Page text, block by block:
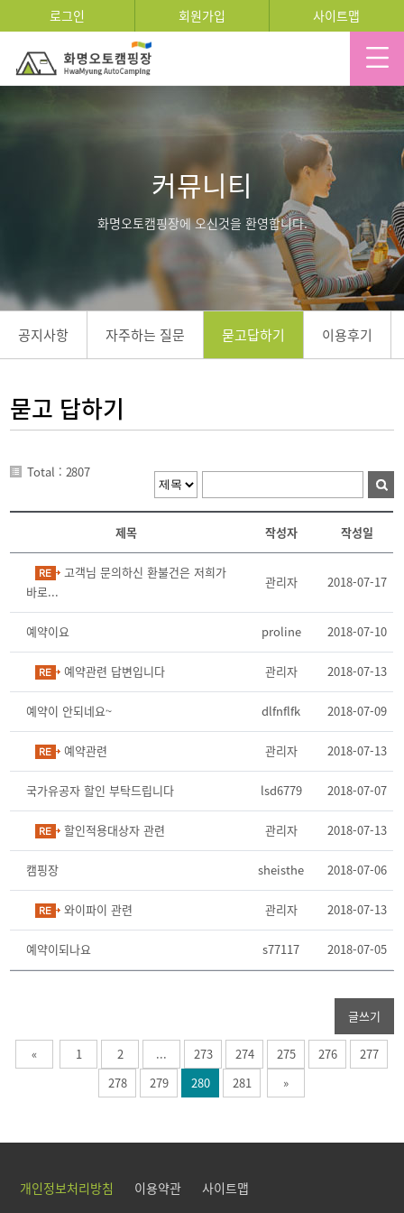
로그인 회원가입 사이트맵
커뮤니티
화명오토캠핑장에 오신것을 환영합니다.
공지사항 자주하는 질문 묻고답하기 이용후기
묻고 답하기
Total : 2807
제목 작성자 작성일
고객님 문의하신 환불건은 저희가
바로...
관리자 2018-07-17
예약이요 proline 2018-07-10
예약관련 답변입니다 관리자 2018-07-13
예약이 안되네요~ dlfnflfk 2018-07-09
예약관련 관리자 2018-07-13
국가유공자 할인 부탁드립니다 lsd6779 2018-07-07
할인적용대상자 관련 관리자 2018-07-13
캠핑장 sheisthe 2018-07-06
와이파이 관련 관리자 2018-07-13
예약이되나요 s77117 2018-07-05
글쓰기
« 1 2 ... 273 274 275 276
277
278
279 280 281 »
개인정보처리방침 이용약관 사이트맵